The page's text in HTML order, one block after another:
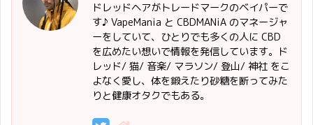
ドレッドヘアがトレードマークのベイパーで
す♪ VapeMania と CBDMANiA のマネージャ
ーをしていて、ひとりでも多くの人に CBD
を広めたい想いで情報を発信しています。ド
レッド/ 猫/ 音楽/ マラソン/ 登山/ 神社 をこ
よなく愛し、体を鍛えたり砂糖を断ってみた
りと健康オタクでもある。